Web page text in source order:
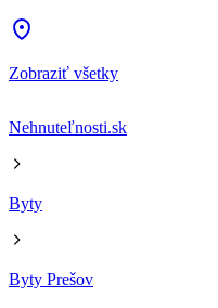
Zobraziť všetky
Nehnuteľnosti.sk
Byty
Byty Prešov